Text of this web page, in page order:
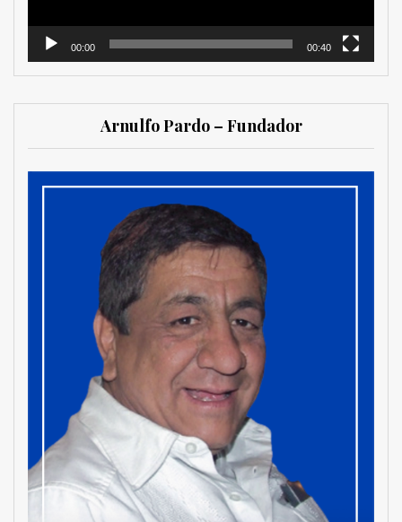
00:00 00:40
Arnulfo Pardo – Fundador